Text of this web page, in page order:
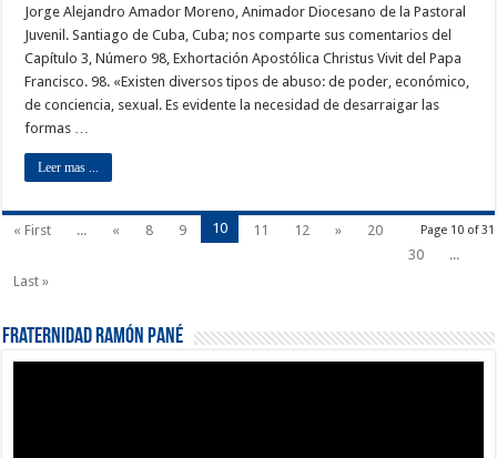
Jorge Alejandro Amador Moreno, Animador Diocesano de la Pastoral
Juvenil. Santiago de Cuba, Cuba; nos comparte sus comentarios del
Capítulo 3, Número 98, Exhortación Apostólica Christus Vivit del Papa
Francisco. 98. «Existen diversos tipos de abuso: de poder, económico,
de conciencia, sexual. Es evidente la necesidad de desarraigar las
formas …
Leer mas ...
Page 10 of 31
« First ... « 8 9 10 11 12 »
20
30
...
Last »
Fraternidad Ramón Pané